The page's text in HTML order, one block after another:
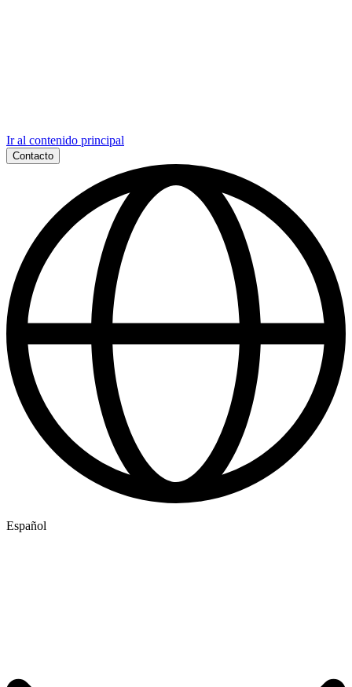
Ir al contenido principal
Contacto
Español